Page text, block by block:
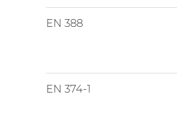
EN 388
EN 374-1